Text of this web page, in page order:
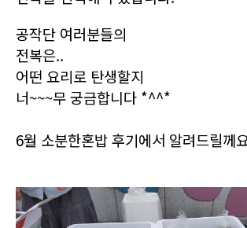
공작단 여러분들의
전복은..
어떤 요리로 탄생할지
너~~~무 궁금합니다 *^^*
6월 소분한혼밥 후기에서 알려드릴께